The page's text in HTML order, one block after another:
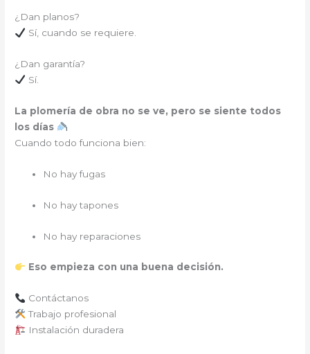
¿Dan planos?
Sí, cuando se requiere.
¿Dan garantía?
Sí.
La plomería de obra no se ve, pero se siente todos
los días
Cuando todo funciona bien:
No hay fugas
No hay tapones
No hay reparaciones
Eso empieza con una buena decisión.
Contáctanos
Trabajo profesional
Instalación duradera